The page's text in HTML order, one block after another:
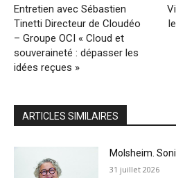
Entretien avec Sébastien
Tinetti Directeur de Cloudéo
– Groupe OCI « Cloud et
souveraineté : dépasser les
idées reçues »
ARTICLES SIMILAIRES
Molsheim.
31 juillet 2026